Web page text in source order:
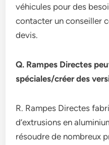
véhicules pour des
contacter un conseiller
devis.
Q. Rampes Directes
spéciales/créer des
R. Rampes Directes
d’extrusions en
résoudre de nombreux